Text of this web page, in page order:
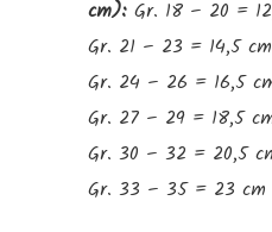
cm): Gr. 18 – 20 =
Gr. 21 – 23 = 14,5 cm
Gr. 24 – 26 = 16,5
Gr. 27 – 29 = 18,5
Gr. 30 – 32 = 20,5
Gr. 33 – 35 = 23 cm